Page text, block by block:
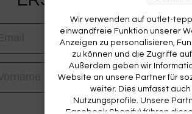
Esprit Teppich 170x240 Lila Grau Schwarz
Wir verwenden auf outlet-
einwandfreie Funktion unserer
Anzeigen zu personalisieren,
zu können und die Zugriffe
Außerdem geben wir
Website an unsere Partner für
weiter. Dies umfasst
Nutzungsprofile. Unsere
Facebook Shopify) führen